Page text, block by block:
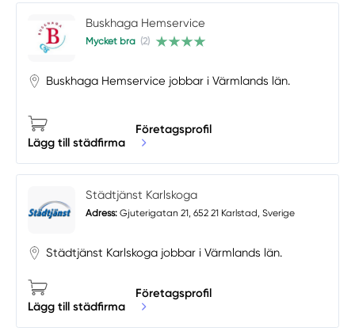
Buskhaga Hemservice
Mycket bra (2)
Buskhaga Hemservice jobbar i Värmlands län.
Lägg till städfirma
Företagsprofil
Städtjänst Karlskoga
Adress: Gjuterigatan 21, 652 21 Karlstad, Sverige
Städtjänst Karlskoga jobbar i Värmlands län.
Lägg till städfirma
Företagsprofil